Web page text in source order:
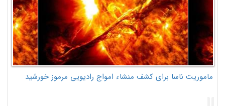
ماموریت ناسا برای کشف منشاء امواج رادیویی مرموز خورشید